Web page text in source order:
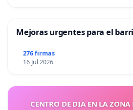
Mejoras urgentes para el
276 firmas
16 Jul 2026
CENTRO DE DIA EN LA